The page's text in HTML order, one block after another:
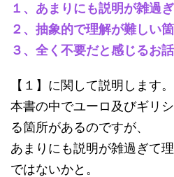
１、あまりにも説明が雑過
２、抽象的で理解が難しい
３、全く不要だと感じるお
【１】に関して説明します。
本書の中でユーロ及びギリ
る箇所があるのですが、
あまりにも説明が雑過ぎて
ではないかと。